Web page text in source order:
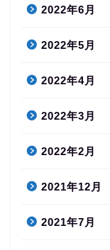
2022年6月
2022年5月
2022年4月
2022年3月
2022年2月
2021年12月
2021年7月